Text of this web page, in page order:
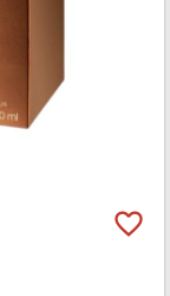
favorite_border